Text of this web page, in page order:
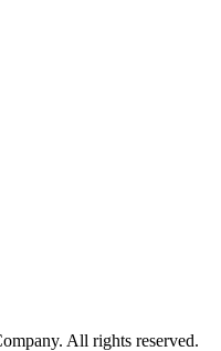
All rights reserved.